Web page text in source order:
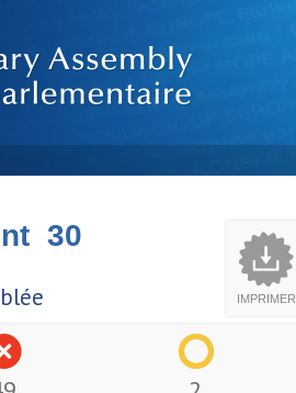
IMPRIMER
30